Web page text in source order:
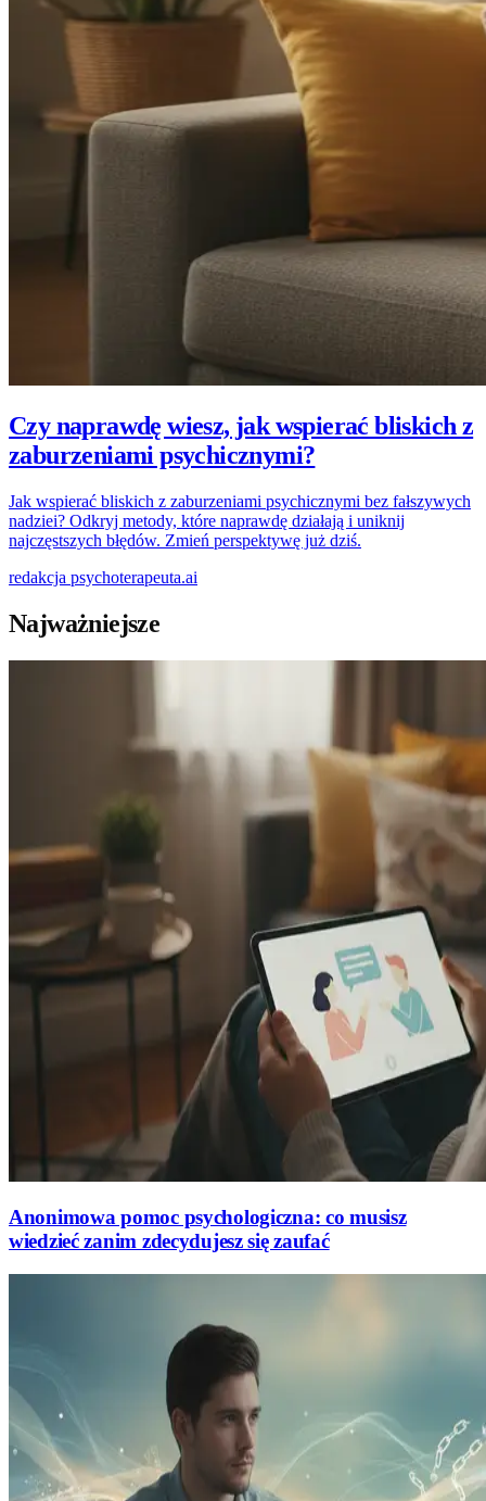
Czy naprawdę wiesz, jak wspierać bliskich z
zaburzeniami psychicznymi?
Jak wspierać bliskich z zaburzeniami psychicznymi bez fałszywych
nadziei? Odkryj metody, które naprawdę działają i uniknij
najczęstszych błędów. Zmień perspektywę już dziś.
redakcja psychoterapeuta.ai
Najważniejsze
Anonimowa pomoc psychologiczna: co musisz
wiedzieć zanim zdecydujesz się zaufać